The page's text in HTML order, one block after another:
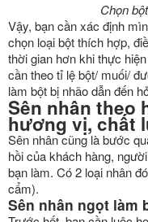
Chọn
Vậy, bạn cần xác định
chọn loại bột thích hợp,
thời gian hơn khi thực
cần theo tỉ lệ bột/ muối/
làm bột bị nhão dẫn đến
Sên nhân theo
hương vị, chất
Sên nhân cũng là bước
hồi của khách hàng,
bạn làm. Có 2 loại nhân
cẩm).
Sên nhân ngọt làm